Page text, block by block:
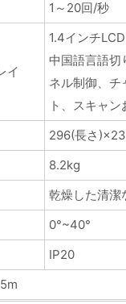
1～20回/秒
イ
1.4インチ
中国語言語切
ネル制御、チ
ト、スキャ
296(長さ
8.2kg
乾燥した清潔
0°~40°
IP20